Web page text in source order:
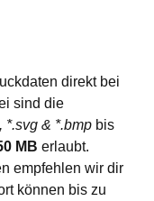
direkt bei
sind die
*.svg & *.bmp bis
MB erlaubt.
empfehlen wir dir
können bis zu